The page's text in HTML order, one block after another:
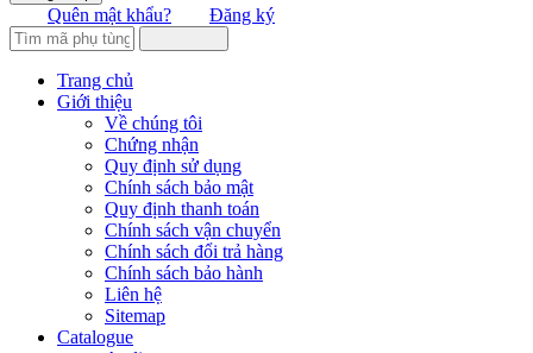
Quên mật khẩu? Đăng ký
Trang chủ
Giới thiệu
Về chúng tôi
Chứng nhận
Quy định sử dụng
Chính sách bảo mật
Quy định thanh toán
Chính sách vận chuyển
Chính sách đổi trả hàng
Chính sách bảo hành
Liên hệ
Sitemap
Catalogue